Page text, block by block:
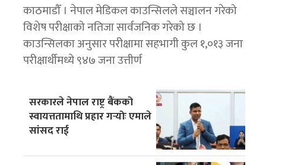
काठमाडौँ । नेपाल मेडिकल काउन्सिलले सञ्चालन गरेको
विशेष परीक्षाको नतिजा सार्वजनिक गरेको छ ।
काउन्सिलका अनुसार परीक्षामा सहभागी कुल १,०१३ जना
परीक्षार्थीमध्ये ९४७ जना उत्तीर्ण
सरकारले नेपाल राष्ट्र बैंकको
स्वायत्ततामाथि प्रहार गर्‍योः एमाले
सांसद राई